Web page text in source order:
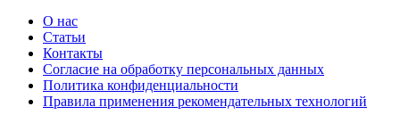
О нас
Статьи
Контакты
Согласие на обработку персональных данных
Политика конфиденциальности
Правила применения рекомендательных технологий